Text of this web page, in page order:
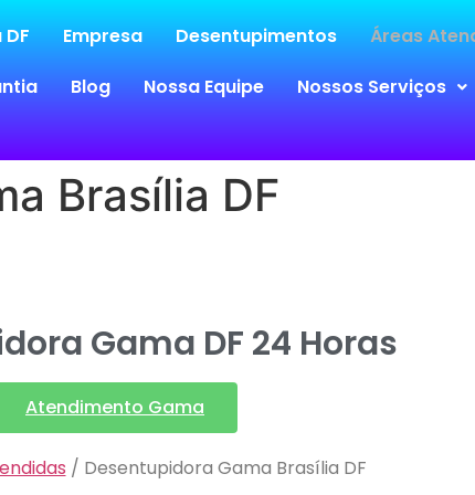
Empresa Desentupimentos
Áreas
Blog Nossa Equipe Nossos Serviços
Brasília DF
Gama DF 24 Horas
Atendimento Gama
/ Desentupidora Gama Brasília DF